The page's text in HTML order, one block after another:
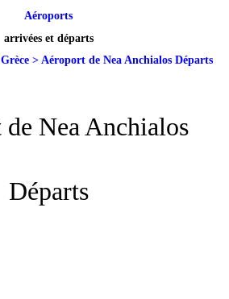
Aéroports
arrivées et départs
> Aéroport de Nea Anchialos Départs
Nea Anchialos
Départs